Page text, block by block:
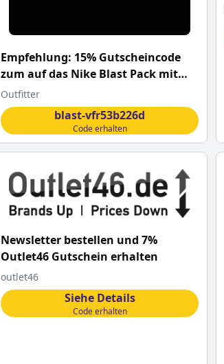
Empfehlung: 15% Gutscheincode
zum auf das Nike Blast Pack mit
diesem
Outfitter
blast-vfr53b226d
Code erhalten
Newsletter bestellen und 7%
Outlet46 Gutschein erhalten
outlet46
Siehe Details
Code erhalten